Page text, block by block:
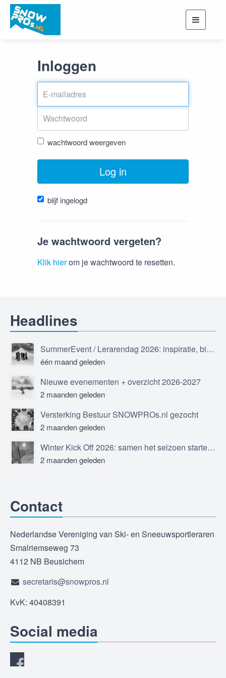
Toggle
Inloggen
wachtwoord weergeven
Log in
blijf ingelogd
Je wachtwoord vergeten?
Klik hierom je wachtwoord te resetten.
Headlines
SummerEvent / Lerarendag 2026: inspiratie, bijscholing en ontmoeting
één maand geleden
Nieuwe evenementen + overzicht 2026-2027
2 maanden geleden
Versterking Bestuur SNOWPROs.nl gezocht
2 maanden geleden
Winter Kick Off 2026: samen het seizoen starten in Sölden
2 maanden geleden
Contact
Nederlandse Vereniging van Ski- en Sneeuwsportleraren
Smalriemseweg 73
4112 NB Beusichem
secretaris@snowpros.nl
KvK: 40408391
Social media